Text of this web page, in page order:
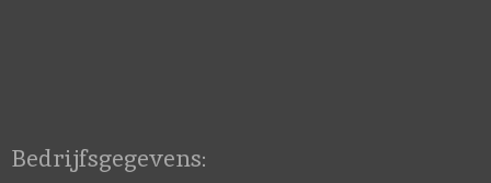
Bedrijfsgegevens: